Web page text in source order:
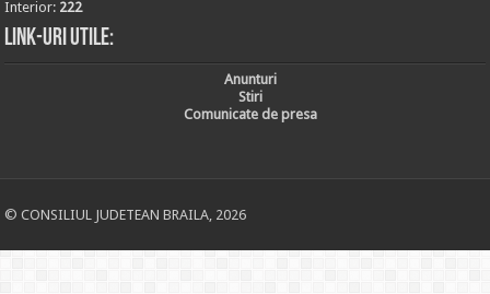
Interior: 222
Link-uri utile:
Anunturi
Stiri
Comunicate de presa
© CONSILIUL JUDETEAN BRAILA, 2026